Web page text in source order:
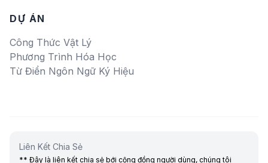
DỰ ÁN
Công Thức Vật Lý
Phương Trình Hóa Học
Từ Điển Ngôn Ngữ Ký Hiệu
Liên Kết Chia Sẻ
** Đây là liên kết chia sẻ bới cộng đồng người dùng, chúng tôi